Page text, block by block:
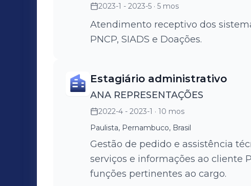
MOBGOV. Participação na elaboração de apresentações, scripts e
tutoriais. Interface com áreas de negócios do Ministério da Gestão e
da Inovação em Serviços Públicos
tecnológico (Serpro).
2023-1 - 2023-5 · 5 mos
Atendimento receptivo dos
PNCP, SIADS e Doações.
Estagiário administrativo
ANA REPRESENTAÇÕES
2022-4 - 2023-1 · 10 mos
Paulista, Pernambuco, Brasil
Gestão de pedido e assistência
serviços e informações ao cliente
funções pertinentes ao cargo.